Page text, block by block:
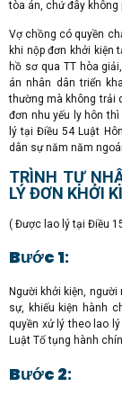
tòa án, chứ đây không
Vợ chồng có quyền
khi nộp đơn khởi kiện
hồ sơ qua TT hòa
án nhân dân triển
thường mà không trải
đơn nhu yếu ly hôn
lý tại Điều 54 Luật
dân sự năm năm
TRÌNH TỰ
LÝ ĐƠN KHỞI
( Được lao lý tại Điều
Bước 1:
Người khởi kiện, người
sự, khiếu kiện hành
quyền xử lý theo lao
Luật Tố tụng hành
Bước 2: